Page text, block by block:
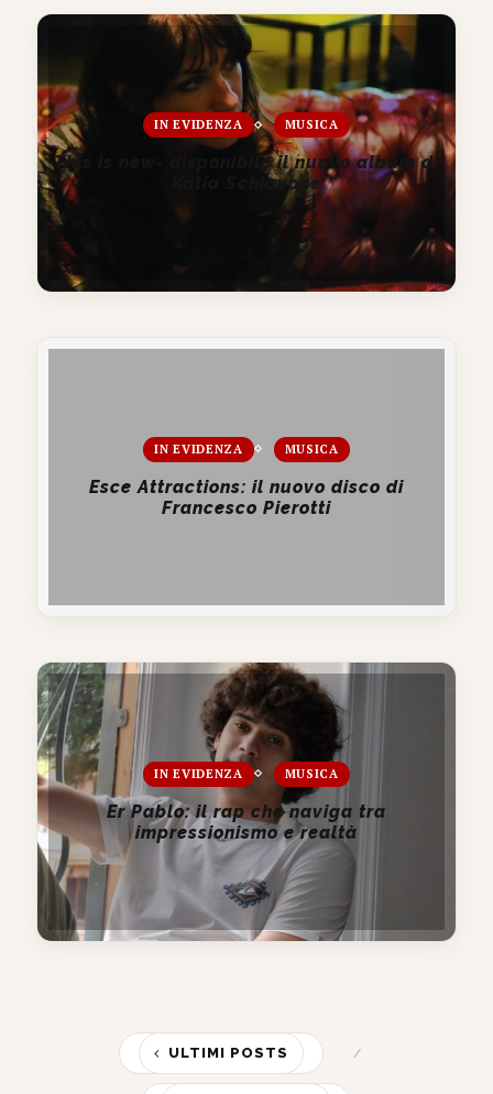
IN EVIDENZA MUSICA
This is new- disponibile il nuovo album di
Katia Schiavone
IN EVIDENZA MUSICA
Esce Attractions: il nuovo disco di
Francesco Pierotti
IN EVIDENZA MUSICA
Er Pablo: il rap che naviga tra
impressionismo e realtà
ULTIMI POSTS